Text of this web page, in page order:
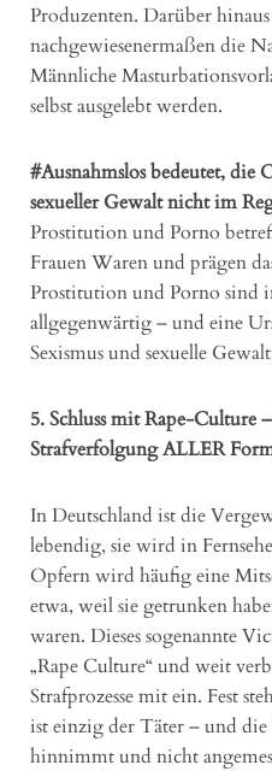
Produzenten. Darüber
nachgewiesenermaßen die
Männliche
selbst ausgelebt werden.
#Ausnahmslos bedeutet, die
sexueller Gewalt nicht im
Prostitution und Porno
Frauen Waren und prägen
Prostitution und Porno sind
allgegenwärtig – und eine
Sexismus und sexuelle
5. Schluss mit Rape-Culture
Strafverfolgung ALLER
In Deutschland ist die
lebendig, sie wird in
Opfern wird häufig eine
etwa, weil sie getrunken
waren. Dieses sogenannte
„Rape Culture“ und weit
Strafprozesse mit ein. Fest
ist einzig der Täter – und die
hinnimmt und nicht